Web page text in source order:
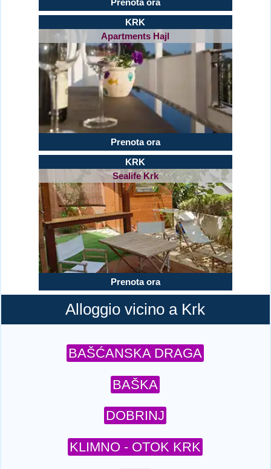
KRK
Apartments Hajl
Prenota ora
KRK
Sealife Krk
Prenota ora
Alloggio vicino a Krk
BAŠĆANSKA DRAGA
BAŠKA
DOBRINJ
KLIMNO - OTOK KRK